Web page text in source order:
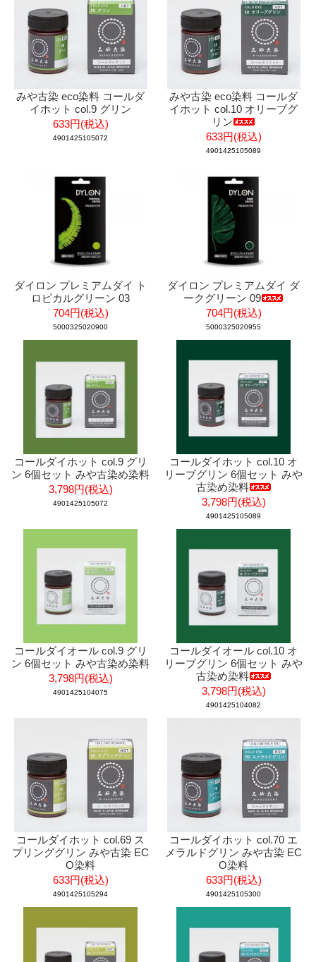
みや古染 eco染料 コールダ
イホット col.9 グリン
633円(税込)
4901425105072
みや古染 eco染料 コールダ
イホット col.10 オリーブグ
リン
633円(税込)
4901425105089
ダイロン プレミアムダイ ト
ロピカルグリーン 03
704円(税込)
5000325020900
ダイロン プレミアムダイ ダ
ークグリーン 09
704円(税込)
5000325020955
コールダイホット col.9 グリ
ン 6個セット みや古染め染料
3,798円(税込)
4901425105072
コールダイホット col.10 オ
リーブグリン 6個セット みや
古染め染料
3,798円(税込)
4901425105089
コールダイオール col.9 グリ
ン 6個セット みや古染め染料
3,798円(税込)
4901425104075
コールダイオール col.10 オ
リーブグリン 6個セット みや
古染め染料
3,798円(税込)
4901425104082
コールダイホット col.69 ス
プリンググリン みや古染 EC
O染料
633円(税込)
4901425105294
コールダイホット col.70 エ
メラルドグリン みや古染 EC
O染料
633円(税込)
4901425105300